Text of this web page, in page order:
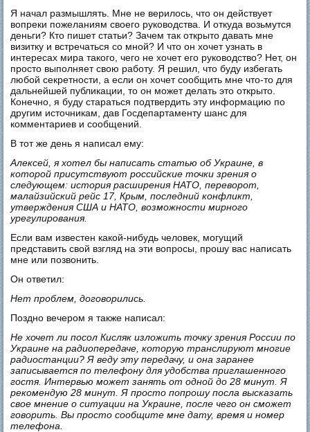
Я начал размышлять. Мне не верилось, что он действует
вопреки пожеланиям своего руководства. И откуда возьмутся
деньги? Кто пишет статьи? Зачем так открыто давать мне
визитку и встречаться со мной? И что он хочет узнать в
интересах мира такого, чего не хочет его руководство? Нет, он
просто выполняет свою работу. Я решил, что буду избегать
любой секретности, а если он хочет сообщить мне что-то для
дальнейшей публикации, то он может делать это открыто.
Конечно, я буду стараться подтвердить эту информацию по
другим источникам, дав Госдепартаменту шанс для
комментариев и сообщений.
В тот же день я написал ему:
Алексей, я хотел бы написать статью об Украине, в
которой присутствуют российские точки зрения о
следующем: история расширения НАТО, переворот,
малайзийский рейс 17, Крым, последний конфликт,
утверждения США и НАТО, возможности мирного
урегулирования.
Если вам известен какой-нибудь человек, могущий
представить свой взгляд на эти вопросы, прошу вас написать
мне или позвонить.
Он ответил:
Нет проблем, договорились.
Поздно вечером я также написал:
Не хочет ли посол Кисляк изложить точку зрения России по
Украине на радиопередаче, которую транслируют многие
радиостанции? Я веду эту передачу, и она заранее
записывается по телефону для удобства приглашенного
гостя. Интервью может занять от одной до 28 минут. Я
рекомендую 28 минут. Я просто попрошу посла высказать
свое мнение о ситуации на Украине, после чего он сможет
говорить. Вы просто сообщите мне дату, время и номер
телефона.